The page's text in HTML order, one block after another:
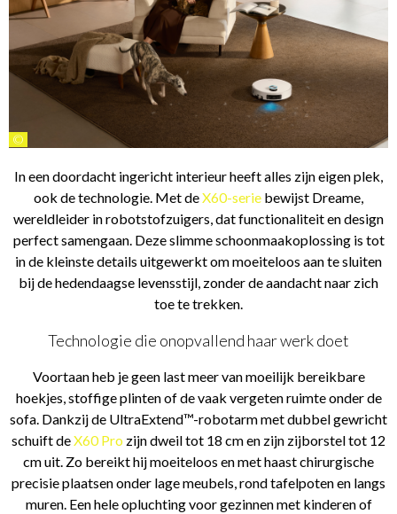
©
In een doordacht ingericht interieur heeft alles zijn eigen plek,
ook de technologie. Met deX60-serie bewijst Dreame,
wereldleider in robotstofzuigers, dat functionaliteit en design
perfect samengaan. Deze slimme schoonmaakoplossing is tot
in de kleinste details uitgewerkt om moeiteloos aan te sluiten
bij de hedendaagse levensstijl, zonder de aandacht naar zich
toe te trekken.
Technologie die onopvallend haar werk doet
Voortaan heb je geen last meer van moeilijk bereikbare
hoekjes, stoffige plinten of de vaak vergeten ruimte onder de
sofa. Dankzij de UltraExtend™-robotarm met dubbel gewricht
schuift deX60 Pro zijn dweil tot 18 cm en zijn zijborstel tot 12
cm uit. Zo bereikt hij moeiteloos en met haast chirurgische
precisie plaatsen onder lage meubels, rond tafelpoten en langs
muren. Een hele opluchting voor gezinnen met kinderen of